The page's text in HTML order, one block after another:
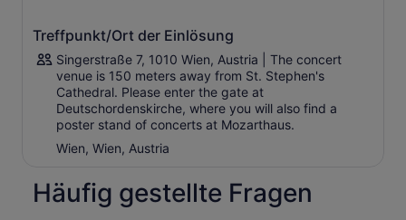
Treffpunkt/Ort der Einlösung
Singerstraße 7, 1010 Wien, Austria | The concert
venue is 150 meters away from St. Stephen's
Cathedral. Please enter the gate at
Deutschordenskirche, where you will also find a
poster stand of concerts at Mozarthaus.
Wien, Wien, Austria
Häufig gestellte Fragen